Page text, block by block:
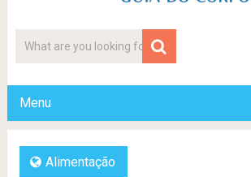
Menu
Alimentação